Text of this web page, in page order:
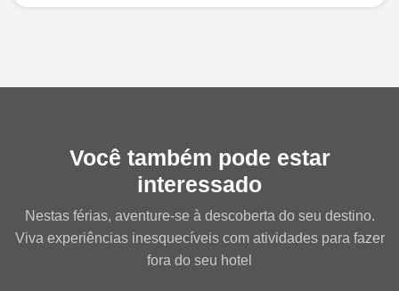
Você também pode estar
interessado
Nestas férias, aventure-se à descoberta do seu destino.
Viva experiências inesquecíveis com atividades para fazer
fora do seu hotel